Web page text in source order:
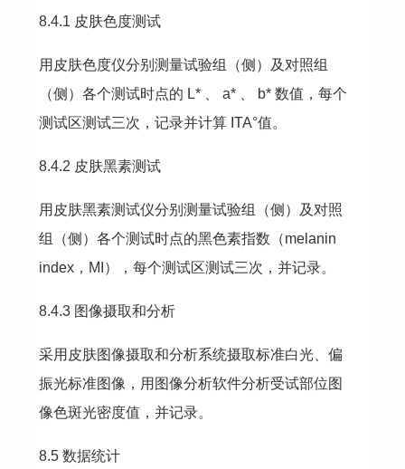
8.4.1 皮肤色度测试
用皮肤色度仪分别测量试验组（侧）及对照组
（侧）各个测试时点的 L* 、 a* 、 b* 数值，每个
测试区测试三次，记录并计算 ITA°值。
8.4.2 皮肤黑素测试
用皮肤黑素测试仪分别测量试验组（侧）及对照
组（侧）各个测试时点的黑色素指数（melanin
index，MI），每个测试区测试三次，并记录。
8.4.3 图像摄取和分析
采用皮肤图像摄取和分析系统摄取标准白光、偏
振光标准图像，用图像分析软件分析受试部位图
像色斑光密度值，并记录。
8.5 数据统计